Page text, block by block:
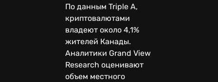
По данным Triple A,
криптовалютами
владеют около 4,1%
жителей Канады.
Аналитики Grand View
Research оценивают
объем местного